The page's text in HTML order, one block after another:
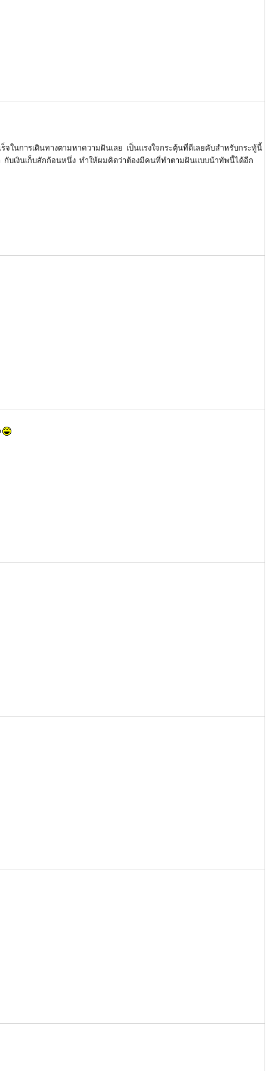
นการเดินทางตามหาความฝันเลย เป็นแรงใจกระตุ้นที่ดีเลยคับสำหรับกระทู้นี้
กับเงินเก็บสักก้อนหนึ่ง ทำให้ผมคิดว่าต้องมีคนที่ทำตามฝันแบบน้าทัพนี้ได้อีก